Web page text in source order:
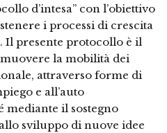
d’intesa” con l’obiettivo
i processi di crescita
Il presente protocollo è il
la mobilità dei
attraverso forme di
e all’auto
il sostegno
sviluppo di nuove idee